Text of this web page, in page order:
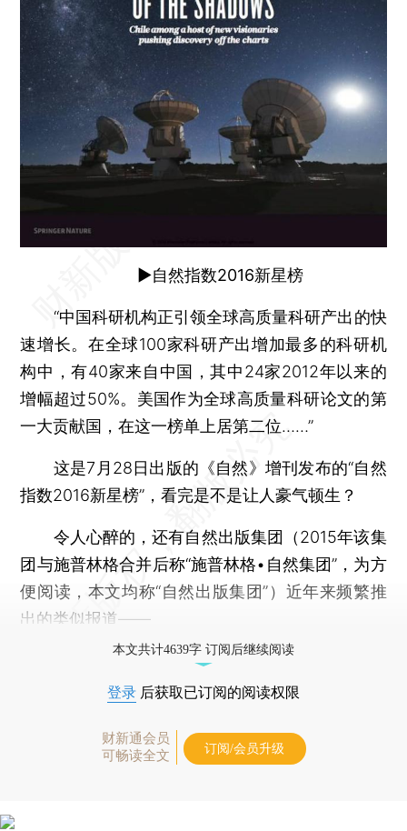
►自然指数2016新星榜
“中国科研机构正引领全球高质量科研产出的快
速增长。在全球100家科研产出增加最多的科研机
构中，有40家来自中国，其中24家2012年以来的
增幅超过50%。美国作为全球高质量科研论文的第
一大贡献国，在这一榜单上居第二位……”
这是7月28日出版的《自然》增刊发布的“自然
指数2016新星榜”，看完是不是让人豪气顿生？
令人心醉的，还有自然出版集团（2015年该集
团与施普林格合并后称“施普林格•自然集团”，为方
便阅读，本文均称“自然出版集团”）近年来频繁推
出的类似报道——
本文共计4639字 订阅后继续阅读
登录 后获取已订阅的阅读权限
财新通会员
可畅读全文
订阅/会员升级